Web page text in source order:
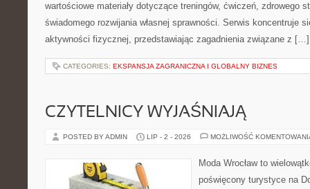
wartościowe materiały dotyczące treningów, ćwiczeń, zdrowego
świadomego rozwijania własnej sprawności. Serwis koncentruje
aktywności fizycznej, przedstawiając zagadnienia związane z […]
CATEGORIES: EKSPANSJA ZAGRANICZNA I GLOBALNY BIZNES
CZYTELNICY WYJAŚNIAJĄ
POSTED BY ADMIN LIP - 2 - 2026 MOŻLIWOŚĆ
Moda Wrocław to
poświęcony turystyce na